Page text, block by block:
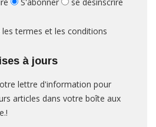
les termes et les conditions
à jours
lettre d'information pour
articles dans votre boîte aux